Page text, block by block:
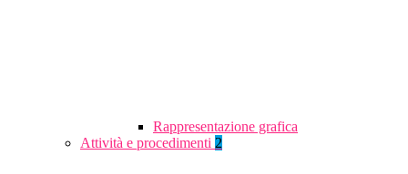
Rappresentazione grafica
Attività e procedimenti 2